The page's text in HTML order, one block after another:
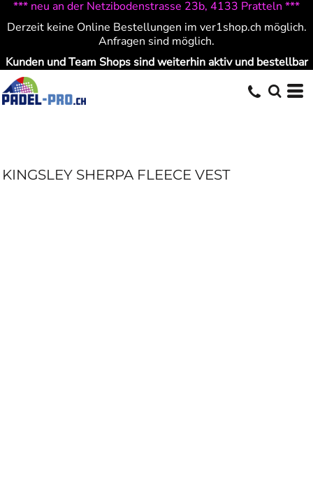
*** neu an der Netzibodenstrasse 23b, 4133 Pratteln ***
Derzeit keine Online Bestellungen im ver1shop.ch möglich.
Anfragen sind möglich.
Kunden und Team Shops sind weiterhin aktiv und bestellbar
KINGSLEY SHERPA FLEECE VEST